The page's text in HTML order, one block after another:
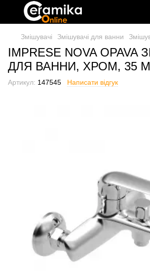
Змішувачі Змішувачі для ванни
IMPRESE NOVA OPAVA
ДЛЯ ВАННИ, ХРОМ, 35
Артикул: 147545 Написати відгук